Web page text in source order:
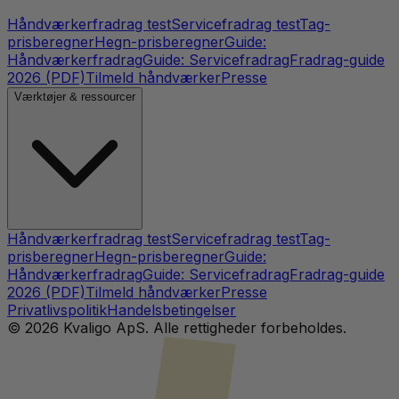
Håndværkerfradrag testServicefradrag testTag-
prisberegnerHegn-prisberegnerGuide:
HåndværkerfradragGuide: ServicefradragFradrag-guide
2026 (PDF)Tilmeld håndværkerPresse
Værktøjer & ressourcer
Håndværkerfradrag testServicefradrag testTag-
prisberegnerHegn-prisberegnerGuide:
HåndværkerfradragGuide: ServicefradragFradrag-guide
2026 (PDF)Tilmeld håndværkerPresse
PrivatlivspolitikHandelsbetingelser
© 2026 Kvaligo ApS. Alle rettigheder forbeholdes.